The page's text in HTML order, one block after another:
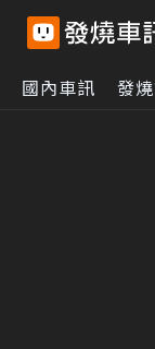
國內車訊 發